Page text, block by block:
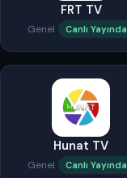
FRT TV
Genel Canlı Yayında
Hunat TV
Genel Canlı Yayında